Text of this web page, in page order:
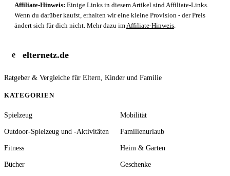
Affiliate-Hinweis: Einige Links in diesem Artikel sind Affiliate-Links.
Wenn du darüber kaufst, erhalten wir eine kleine Provision - der Preis
ändert sich für dich nicht. Mehr dazu im Affiliate-Hinweis
e elternetz.de
Ratgeber & Vergleiche für Eltern, Kinder und Familie
KATEGORIEN
Spielzeug Mobilität
Outdoor-Spielzeug und -Aktivitäten Familienurlaub
Fitness Heim & Garten
Bücher Geschenke